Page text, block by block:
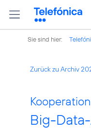
Sie sind hier:
Zurück zu Archiv
Big-